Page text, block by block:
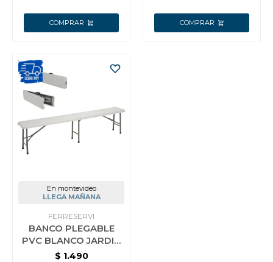
En montevideo
LLEGA MAÑANA
FERRESERVI
BANCO PLEGABLE
PVC BLANCO JARDIN
1.80MT
$ 1.490
Gastronomía
Ferretería
Vestimenta y calzado